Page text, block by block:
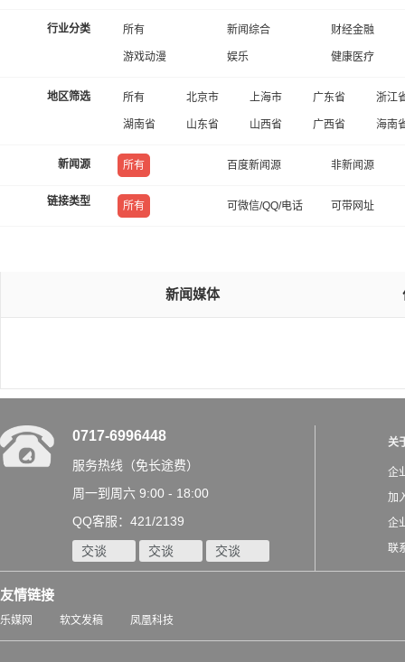
行业分类 所有 新闻综合 财经金融
游戏动漫 娱乐 健康医疗
地区筛选 所有 北京市 上海市 广东省 浙江
湖南省 山东省 山西省 广西省 海南
新闻源 所有 百度新闻源 非新闻源
链接类型 所有 可微信/QQ/电话 可带网址
新闻媒体
0717-6996448
服务热线（免长途费）
周一到周六 9:00 - 18:00
QQ客服：421/2139
交谈 交谈 交谈
关
企
加
企
联
友情链接
乐媒网 软文发稿 凤凰科技